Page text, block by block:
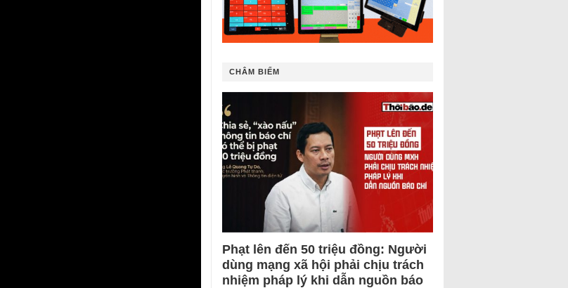
CHÂM BIẾM
Phạt lên đến 50 triệu đồng: Người
dùng mạng xã hội phải chịu trách
nhiệm pháp lý khi dẫn nguồn báo